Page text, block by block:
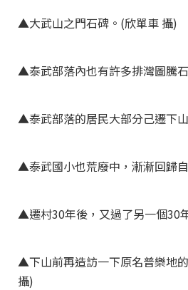
▲大武山之門石碑。(欣單車 攝)
▲泰武部落內也有許多排灣圖騰
▲泰武部落的居民大部分己遷下
▲泰武國小也荒廢中，漸漸回歸
▲遷村30年後，又過了另一個30
▲下山前再造訪一下原名普樂地
攝)